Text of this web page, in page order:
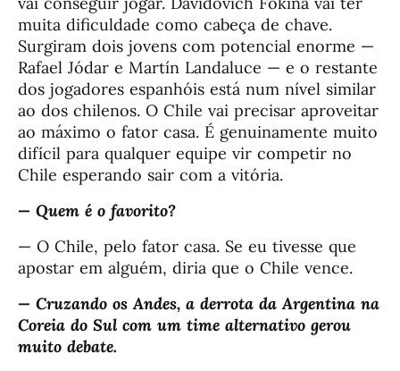
muita dificuldade como cabeça de chave.
Surgiram dois jovens com potencial enorme —
Rafael Jódar e Martín Landaluce — e o restante
dos jogadores espanhóis está num nível similar
ao dos chilenos. O Chile vai precisar aproveitar
ao máximo o fator casa. É genuinamente muito
difícil para qualquer equipe vir competir no
Chile esperando sair com a vitória.
— Quem é o favorito?
— O Chile, pelo fator casa. Se eu tivesse que
apostar em alguém, diria que o Chile vence.
— Cruzando os Andes, a derrota da Argentina na
Coreia do Sul com um time alternativo gerou
muito debate.